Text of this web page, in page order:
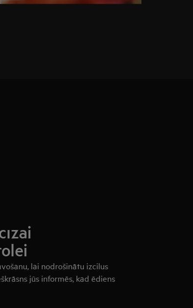
lai nodrošinātu izcilus
jūs informēs, kad ēdiens